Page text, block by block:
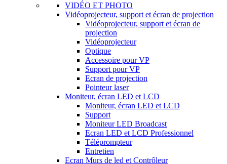
VIDÉO ET PHOTO
Vidéoprojecteur, support et écran de projection
Vidéoprojecteur, support et écran de
projection
Vidéoprojecteur
Optique
Accessoire pour VP
Support pour VP
Ecran de projection
Pointeur laser
Moniteur, écran LED et LCD
Moniteur, écran LED et LCD
Support
Moniteur LED Broadcast
Ecran LED et LCD Professionnel
Téléprompteur
Entretien
Ecran Murs de led et Contrôleur